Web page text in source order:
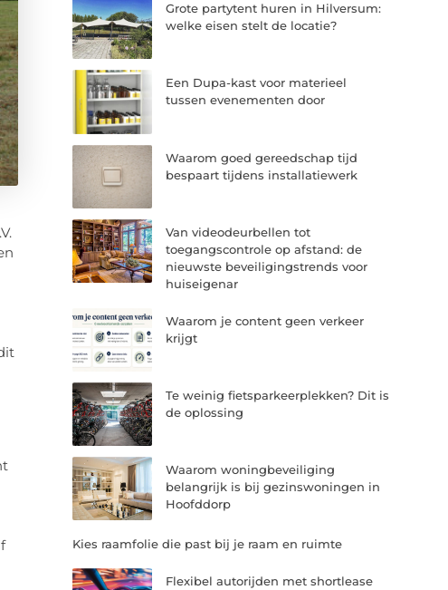
Grote partytent huren in Hilversum:
welke eisen stelt de locatie?
Een Dupa-kast voor materieel
tussen evenementen door
Waarom goed gereedschap tijd
bespaart tijdens installatiewerk
Van videodeurbellen tot
toegangscontrole op afstand: de
nieuwste beveiligingstrends voor
huiseigenar
Waarom je content geen verkeer
krijgt
Te weinig fietsparkeerplekken? Dit is
de oplossing
Waarom woningbeveiliging
belangrijk is bij gezinswoningen in
Hoofddorp
Kies raamfolie die past bij je raam en ruimte
Flexibel autorijden met shortlease